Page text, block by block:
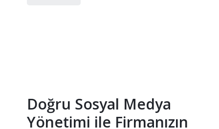
Doğru Sosyal Medya
Yönetimi ile Firmanızın